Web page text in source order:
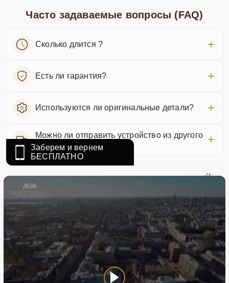
Часто задаваемые вопросы (FAQ)
Сколько длится ?
Есть ли гарантия?
Используются ли оригинальные детали?
Можно ли отправить устройство из другого
города?
Заберем и вернем
БЕСПЛАТНО